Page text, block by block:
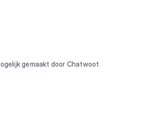
gemaakt door Chatwoot